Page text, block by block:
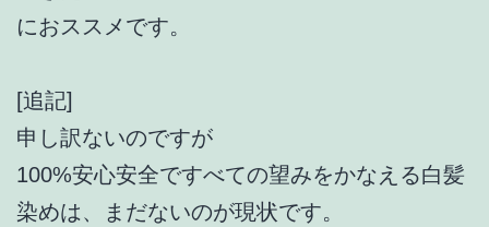
におススメです。
[追記]
申し訳ないのですが
100%安心安全ですべての望みをかなえる白髪
染めは、まだないのが現状です。